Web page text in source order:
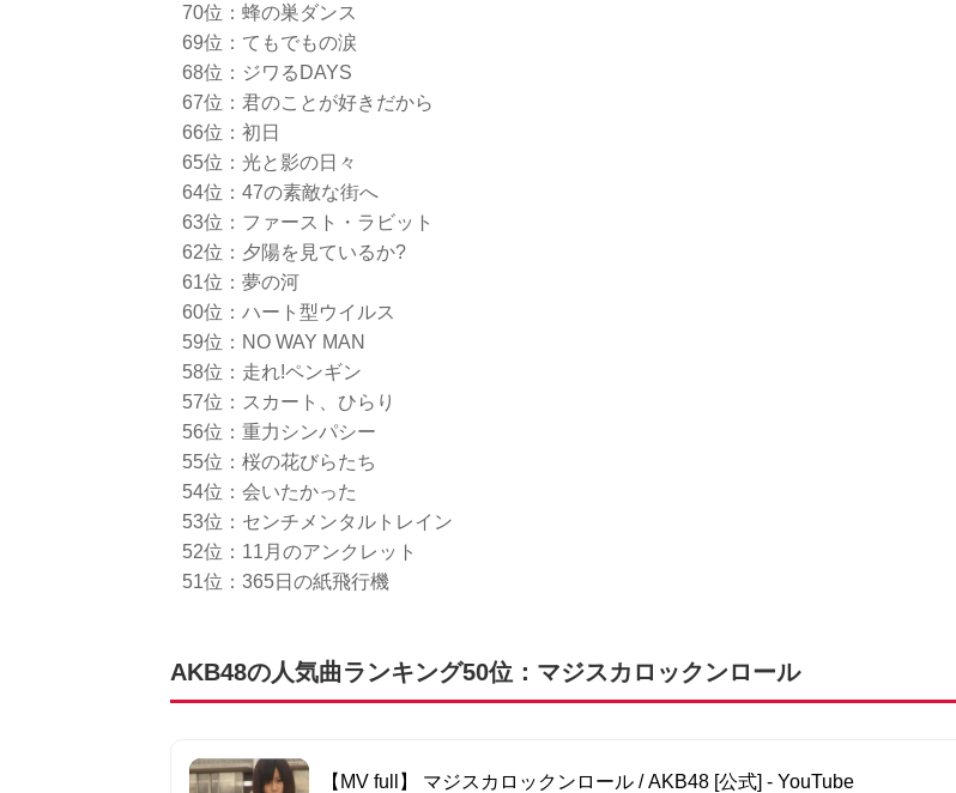
70位：蜂の巣ダンス
69位：てもでもの涙
68位：ジワるDAYS
67位：君のことが好きだから
66位：初日
65位：光と影の日々
64位：47の素敵な街へ
63位：ファースト・ラビット
62位：夕陽を見ているか?
61位：夢の河
60位：ハート型ウイルス
59位：NO WAY MAN
58位：走れ!ペンギン
57位：スカート、ひらり
56位：重力シンパシー
55位：桜の花びらたち
54位：会いたかった
53位：センチメンタルトレイン
52位：11月のアンクレット
51位：365日の紙飛行機
AKB48の人気曲ランキング50位：マジスカロックンロール
【MV full】 マジスカロックンロール / AKB48 [公式] - YouTube